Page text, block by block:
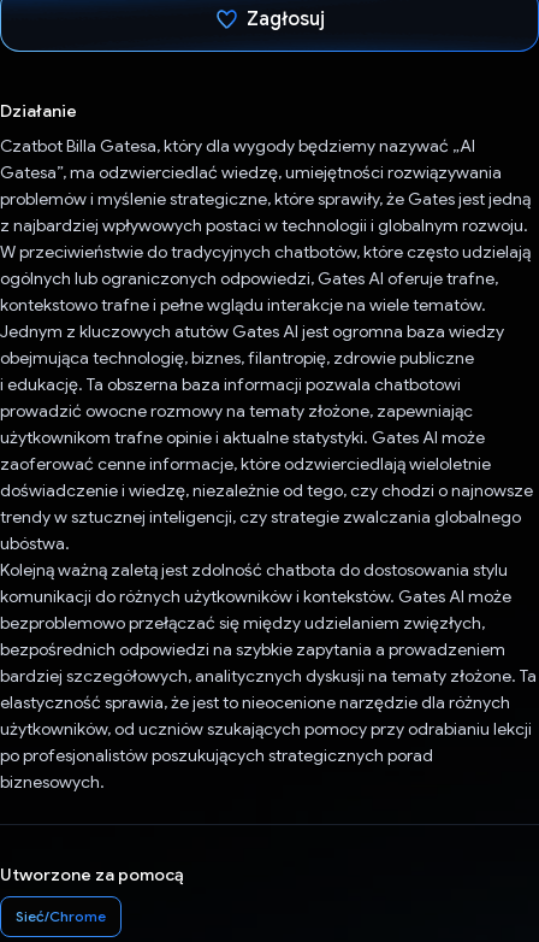
Zagłosuj
Działanie
Czatbot Billa Gatesa, który dla wygody będziemy nazywać „AI
Gatesa”, ma odzwierciedlać wiedzę, umiejętności rozwiązywania
problemów i myślenie strategiczne, które sprawiły, że Gates jest jedną
z najbardziej wpływowych postaci w technologii i globalnym rozwoju.
W przeciwieństwie do tradycyjnych chatbotów, które często udzielają
ogólnych lub ograniczonych odpowiedzi, Gates AI oferuje trafne,
kontekstowo trafne i pełne wglądu interakcje na wiele tematów.
Jednym z kluczowych atutów Gates AI jest ogromna baza wiedzy
obejmująca technologię, biznes, filantropię, zdrowie publiczne
i edukację. Ta obszerna baza informacji pozwala chatbotowi
prowadzić owocne rozmowy na tematy złożone, zapewniając
użytkownikom trafne opinie i aktualne statystyki. Gates AI może
zaoferować cenne informacje, które odzwierciedlają wieloletnie
doświadczenie i wiedzę, niezależnie od tego, czy chodzi o najnowsze
trendy w sztucznej inteligencji, czy strategie zwalczania globalnego
ubóstwa.
Kolejną ważną zaletą jest zdolność chatbota do dostosowania stylu
komunikacji do różnych użytkowników i kontekstów. Gates AI może
bezproblemowo przełączać się między udzielaniem zwięzłych,
bezpośrednich odpowiedzi na szybkie zapytania a prowadzeniem
bardziej szczegółowych, analitycznych dyskusji na tematy złożone. Ta
elastyczność sprawia, że jest to nieocenione narzędzie dla różnych
użytkowników, od uczniów szukających pomocy przy odrabianiu lekcji
po profesjonalistów poszukujących strategicznych porad
biznesowych.
Utworzone za pomocą
Sieć/Chrome